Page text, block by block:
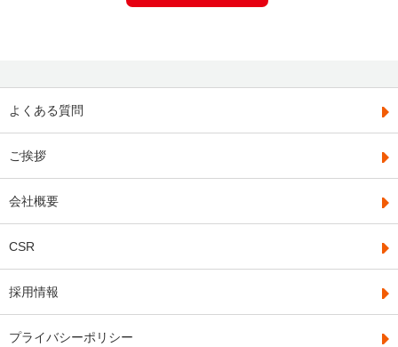
よくある質問
ご挨拶
会社概要
CSR
採用情報
プライバシーポリシー